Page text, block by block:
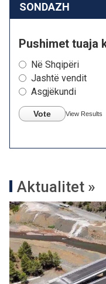
SONDAZH
Pushimet tuaja
Në Shqipëri
Jashtë vendit
Asgjëkundi
Vote View Results
Aktualitet »